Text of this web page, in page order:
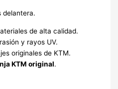
delantera.
de alta calidad.
y rayos UV.
originales de KTM.
KTM original.